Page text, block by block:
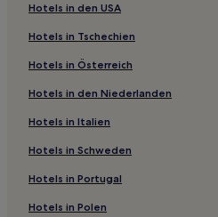
Reocín Hotels
Oreña Hotels
Sierra Hotels
Golbardo Hotels
Carmona Hotels
Villanueva de la Peña Hotels
Ceceño Hotels
San Miguel Hotels
Hotels in den USA
Hotels in Tschechien
Hotels in Österreich
Hotels in den Niederlanden
Hotels in Italien
Hotels in Schweden
Hotels in Portugal
Hotels in Polen